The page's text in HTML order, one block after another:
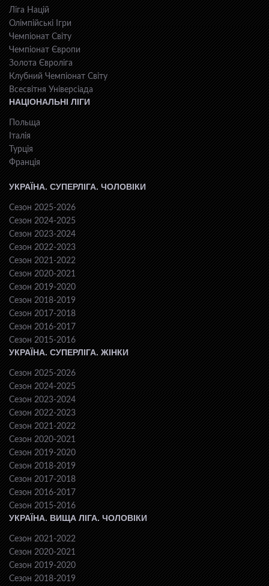
Ліга Націй
Олімпійські Ігри
Чемпіонат Світу
Чемпіонат Європи
Золота Євроліга
Клубний Чемпіонат Світу
Всесвiтня Унiверсiaда
НАЦІОНАЛЬНІ ЛІГИ
Польща
Італія
Турція
Франція
УКРАЇНА. СУПЕРЛІГА. ЧОЛОВІКИ
Сезон 2025-2026
Сезон 2024-2025
Сезон 2023-2024
Сезон 2022-2023
Сезон 2021-2022
Сезон 2020-2021
Сезон 2019-2020
Сезон 2018-2019
Сезон 2017-2018
Сезон 2016-2017
Сезон 2015-2016
УКРАЇНА. СУПЕРЛІГА. ЖІНКИ
Сезон 2025-2026
Сезон 2024-2025
Сезон 2023-2024
Сезон 2022-2023
Сезон 2021-2022
Сезон 2020-2021
Сезон 2019-2020
Сезон 2018-2019
Сезон 2017-2018
Сезон 2016-2017
Сезон 2015-2016
УКРАЇНА. ВИЩА ЛІГА. ЧОЛОВІКИ
Сезон 2021-2022
Сезон 2020-2021
Сезон 2019-2020
Сезон 2018-2019